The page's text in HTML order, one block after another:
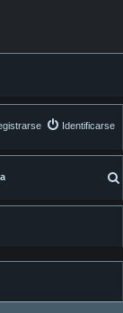
Identificarse